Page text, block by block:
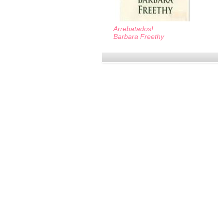
Arrebatados!
Barbara Freethy